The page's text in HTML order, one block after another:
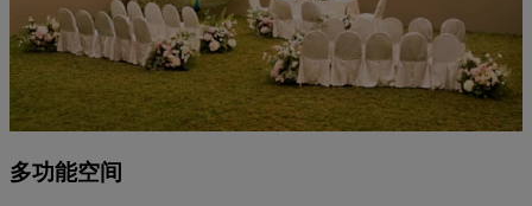
多功能空间